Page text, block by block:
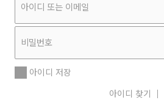
아이디 저장
아이디 찾기